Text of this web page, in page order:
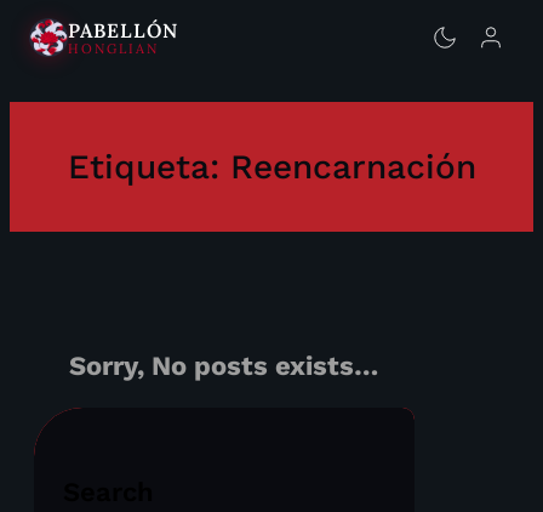
PABELLÓN
HONGLIAN
Etiqueta: Reencarnación
Sorry, No posts exists…